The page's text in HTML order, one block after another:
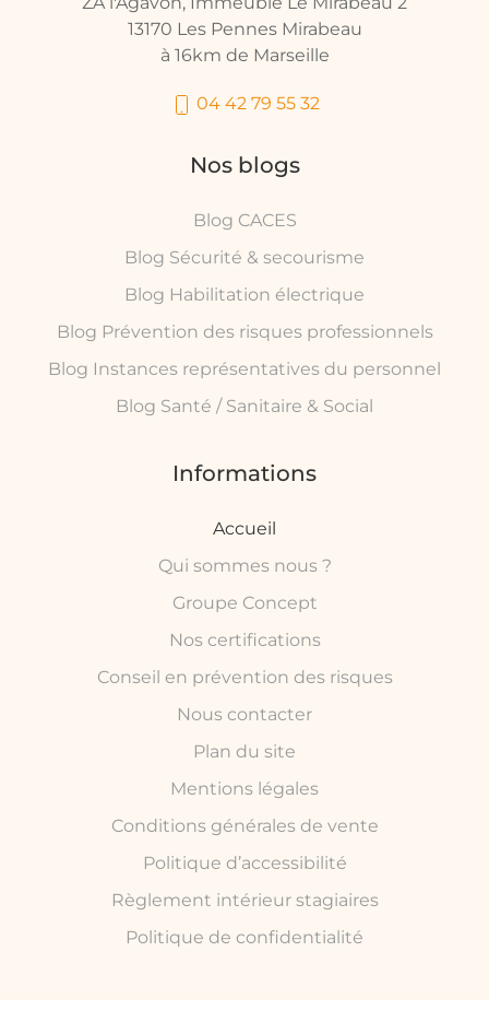
13170 Les Pennes Mirabeau
à 16km de Marseille
04 42 79 55 32
Nos blogs
Blog CACES
Blog Sécurité & secourisme
Blog Habilitation électrique
Blog Prévention des risques professionnels
Blog Instances représentatives du personnel
Blog Santé / Sanitaire & Social
Informations
Accueil
Qui sommes nous ?
Groupe Concept
Nos certifications
Conseil en prévention des risques
Nous contacter
Plan du site
Mentions légales
Conditions générales de vente
Politique d’accessibilité
Règlement intérieur stagiaires
Politique de confidentialité